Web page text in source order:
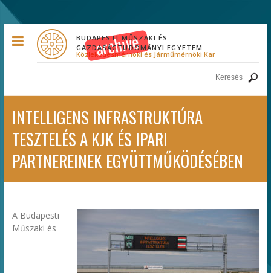
Közlekedésmérnöki és Járműmérnöki Kar
BUDAPESTI MŰSZAKI ÉS
GAZDASÁGTUDOMÁNYI EGYETEM
INTELLIGENS INFRASTRUKTÚRA
TESZTELÉS A KJK ÉS IPARI
PARTNEREINEK EGYÜTTMŰKÖDÉSÉBEN
A Budapesti
Műszaki és